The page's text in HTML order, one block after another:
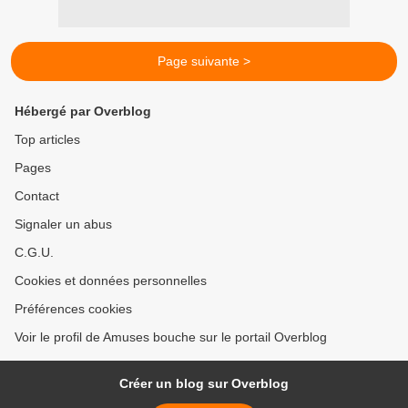
Page suivante >
Hébergé par Overblog
Top articles
Pages
Contact
Signaler un abus
C.G.U.
Cookies et données personnelles
Préférences cookies
Voir le profil de Amuses bouche sur le portail Overblog
Créer un blog sur Overblog